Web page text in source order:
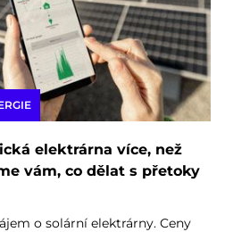
elektrárna více, než
vám, co dělat s přetoky
o solární elektrárny. Ceny